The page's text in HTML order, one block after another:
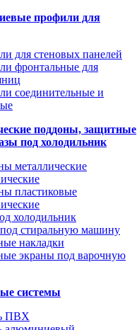
профили для
для стеновых панелей
фронтальные для
соединительные и
поддоны, защитные
под холодильник
металлические
пластиковые
холодильник
стиральную машину
накладки
экраны под варочную
системы
ПВХ